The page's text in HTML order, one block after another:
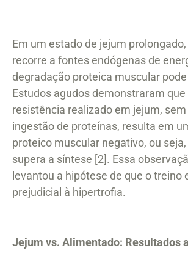
Em um estado de jejum
recorre a fontes endógenas de
degradação proteica muscular
Estudos agudos demonstraram que
resistência realizado em jejum,
ingestão de proteínas, resulta em
proteico muscular negativo, ou
supera a síntese [2]. Essa
levantou a hipótese de que o treino
prejudicial à hipertrofia.
Jejum vs. Alimentado: Resultados